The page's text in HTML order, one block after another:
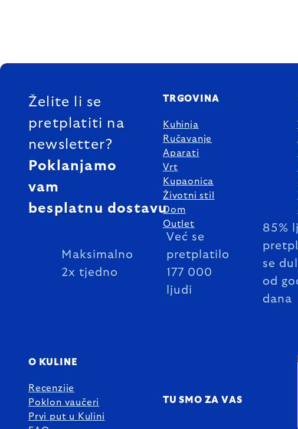
FOOTER
Želite li se
pretplatiti na
newsletter?
Poklanjamo
vam
besplatnu dostavu
Maksimalno
2x tjedno
Već se
pretplatilo
177 000
ljudi
85%
se
od
dana
TRGOVINA
Kuhinja
Ručavanje
Aparati
Vrt
Kupaonica
Životni stil
Dom
Outlet
O KULINE
Recenzije
Poklon vaučeri
Prvi put u Kulini
TU SMO ZA VAS